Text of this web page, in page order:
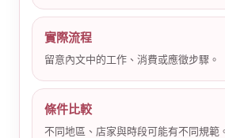
實際流程
留意內文中的工作、消費或應徵步驟。
條件比較
不同地區、店家與時段可能有不同規範